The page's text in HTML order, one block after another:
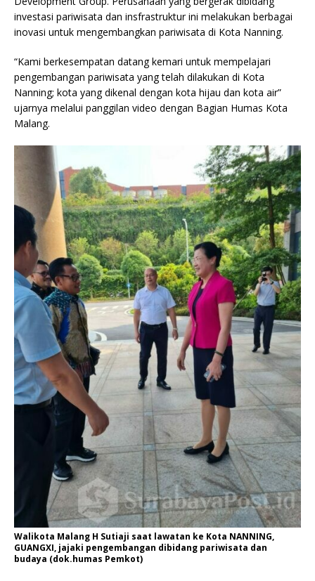
investasi pariwisata dan insfrastruktur ini melakukan berbagai
inovasi untuk mengembangkan pariwisata di Kota Nanning.
“Kami berkesempatan datang kemari untuk mempelajari
pengembangan pariwisata yang telah dilakukan di Kota
Nanning; kota yang dikenal dengan kota hijau dan kota air”
ujarnya melalui panggilan video dengan Bagian Humas Kota
Malang.
Walikota Malang H Sutiaji saat lawatan ke Kota NANNING,
GUANGXI, jajaki pengembangan dibidang pariwisata dan
budaya (dok.humas Pemkot)